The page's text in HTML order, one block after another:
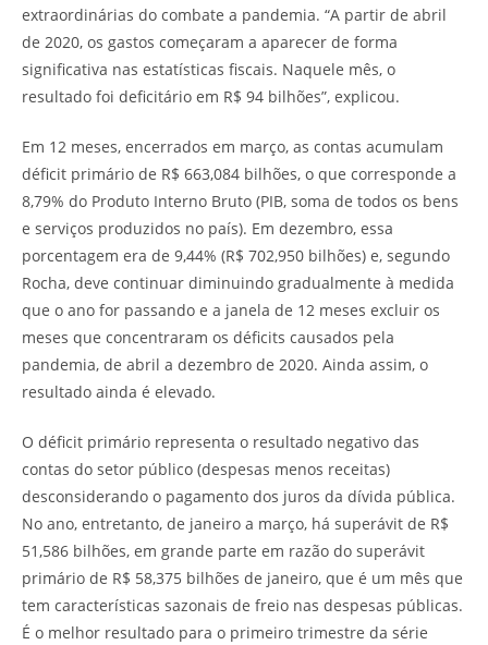
extraordinárias do combate a pandemia. “A partir de abril
de 2020, os gastos começaram a aparecer de forma
significativa nas estatísticas fiscais. Naquele mês, o
resultado foi deficitário em R$ 94 bilhões”, explicou.
Em 12 meses, encerrados em março, as contas acumulam
déficit primário de R$ 663,084 bilhões, o que corresponde a
8,79% do Produto Interno Bruto (PIB, soma de todos os bens
e serviços produzidos no país). Em dezembro, essa
porcentagem era de 9,44% (R$ 702,950 bilhões) e, segundo
Rocha, deve continuar diminuindo gradualmente à medida
que o ano for passando e a janela de 12 meses excluir os
meses que concentraram os déficits causados pela
pandemia, de abril a dezembro de 2020. Ainda assim, o
resultado ainda é elevado.
O déficit primário representa o resultado negativo das
contas do setor público (despesas menos receitas)
desconsiderando o pagamento dos juros da dívida pública.
No ano, entretanto, de janeiro a março, há superávit de R$
51,586 bilhões, em grande parte em razão do superávit
primário de R$ 58,375 bilhões de janeiro, que é um mês que
tem características sazonais de freio nas despesas públicas.
É o melhor resultado para o primeiro trimestre da série